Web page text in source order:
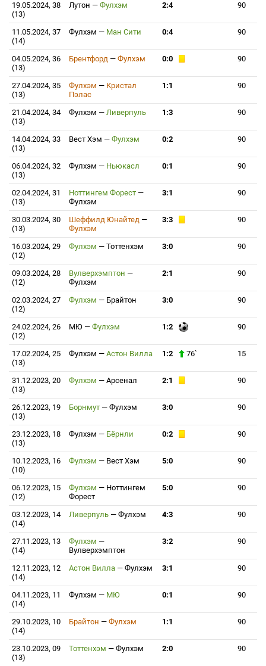
19.05.2024, 38
(13)
Лутон — Фулхэм 2:4 90
11.05.2024, 37
(14)
Фулхэм — Ман Сити 0:4 90
04.05.2024, 36
(13)
Брентфорд — Фулхэм 0:0 90
27.04.2024, 35
(13)
Фулхэм — Кристал
Пэлас
1:1 90
21.04.2024, 34
(13)
Фулхэм — Ливерпуль 1:3 90
14.04.2024, 33
(13)
Вест Хэм — Фулхэм 0:2 90
06.04.2024, 32
(13)
Фулхэм — Ньюкасл 0:1 90
02.04.2024, 31
(13)
Ноттингем Форест —
Фулхэм
3:1 90
30.03.2024, 30
(13)
Шеффилд Юнайтед —
Фулхэм
3:3 90
16.03.2024, 29
(12)
Фулхэм — Тоттенхэм 3:0 90
09.03.2024, 28
(12)
Вулверхэмптон —
Фулхэм
2:1 90
02.03.2024, 27
(12)
Фулхэм — Брайтон 3:0 90
24.02.2024, 26
(12)
МЮ — Фулхэм 1:2 90
17.02.2024, 25
(13)
Фулхэм — Астон Вилла 1:2 76` 15
31.12.2023, 20
(13)
Фулхэм — Арсенал 2:1 90
26.12.2023, 19
(13)
Борнмут — Фулхэм 3:0 90
23.12.2023, 18
(13)
Фулхэм — Бёрнли 0:2 90
10.12.2023, 16
(10)
Фулхэм — Вест Хэм 5:0 90
06.12.2023, 15
(12)
Фулхэм — Ноттингем
Форест
5:0 90
03.12.2023, 14
(14)
Ливерпуль — Фулхэм 4:3 90
27.11.2023, 13
(14)
Фулхэм —
Вулверхэмптон
3:2 90
12.11.2023, 12
(14)
Астон Вилла — Фулхэм 3:1 90
04.11.2023, 11
(14)
Фулхэм — МЮ 0:1 90
29.10.2023, 10
(14)
Брайтон — Фулхэм 1:1 90
23.10.2023, 09
(13)
Тоттенхэм — Фулхэм 2:0 90